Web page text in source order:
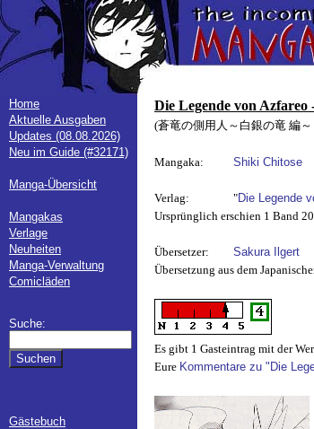
Home
Aktuelle Ausgaben
Updates (08.08.2026)
Neu im Guide (#32171)
Manga-Übersicht
Mangakas
Verlage
Neuheiten
Manga-Verwaltung
Comicläden
Suche:
Gästebuch
Die Legende von
(蒼竜の側用人～白銀の竜 編～
Mangaka: Shiki Chitose
Verlag: "Die Legende
Ursprünglich erschien 1 Band
Übersetzer:
Sakura Ilgert
Übersetzung aus dem
Es gibt 1 Gasteintrag mit der
Eure Kommentare zu "Die